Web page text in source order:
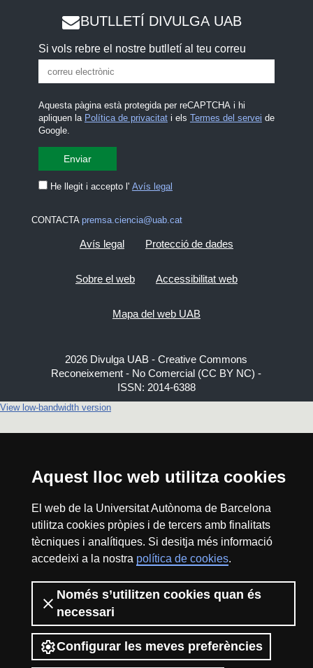
Aquest lloc web utilitza cookies
El web de la Universitat Autònoma de Barcelona
utilitza cookies pròpies i de tercers amb finalitats
tècniques i analítiques. Si desitja més informació
accedeixi a la nostra política de cookies.
Només s’utilitzen cookies quan és
necessari
Configurar les meves preferències
BUTLLETÍ DIVULGA UAB
Si vols rebre el nostre butlletí al teu correu
Aquesta pàgina està protegida per reCAPTCHA i hi
apliquen la Política de privacitati els Termes del servei de
Google.
He llegit i accepto l' Avís legal
CONTACTA premsa.ciencia@uab.cat
Avís legal Protecció de dades
Sobre el web Accessibilitat web
Mapa del web UAB
2026 Divulga UAB - Creative Commons
Reconeixement - No Comercial (CC BY NC) -
ISSN: 2014-6388
View low-bandwidth version